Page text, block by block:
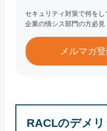
セキュリティ対策で何を
企業の情シス部門の方必見
メルマガ
RACLのデメリ